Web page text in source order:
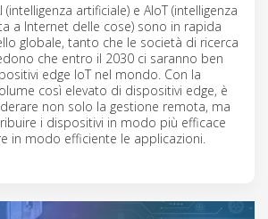
artificiale) e AIoT (intelligenza
a Internet delle cose) sono in rapida
globale, tanto che le società di ricerca
che entro il 2030 ci saranno ben
edge IoT nel mondo. Con la
così elevato di dispositivi edge, è
non solo la gestione remota, ma
i dispositivi in modo più efficace
in modo efficiente le applicazioni.